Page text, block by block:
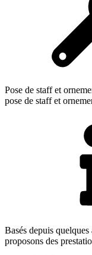
Pose de staff et
pose de staff et
Basés depuis
proposons des